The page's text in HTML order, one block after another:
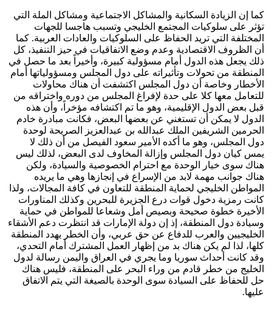
كما إن الزيادة السكانية والمشاكل الاجتماعية ومشاكل الملة التي
تؤثر على سلوكيات المجتمع الخليجي وتسبب هاجسا للجهات
المختلفة التي تريد الحفاظ على السلوكيات والعادات العربية. كما
أن الظروف الاقتصادية وعدم وضع الاتفاقيات في حيز التنفيذ، كل
ذلك يجعل هذه الدول أمام مسؤولية كبيرة، وأخيراً بعد ما حصل في
المنطقة من تحولات وتأثيراته على دول المجلس ومسؤولياتها أمام
الأخطار وخاصة أن دول المجلس اكتشفت أن هناك محاولات
للتعامل معها كلا على حدة لإفراغ المجلس من دوره واختراقه من
قبل بعض الدول الإقليمية، وهو ما تم اكتشافه مؤخراً، وأن هذه
الدول لا يمكن أن تستغني عن بعضها البعض، فكانت مبادرة خادم
الحرمين الشريفين الملك عبدالله بن عبدالعزيز الصريحة لوحدة
دول المجلس، وهو ما أكده الأمير سعود الفيصل من أن ذلك لا
يمس كيان دول المجلس وإزالة المخاوف لدى البعض، لذلك ليس
هناك سوى خيار الوحدة مع احترام الخصوصية والسيادة، ولكن
هناك جوانب مهمة لابد من الإسراع في إنجازها وهي ما يريده
المواطن الخليجي لحماية المنطقة للتعاون في كافة المجالات، ولذا
كانت رمزية دخول قوات درع الجزيرة للبحرين وكذلك المناورات
الأخيرة خطوة صحيحة وبصيص أمل وشعاعا للمواطن في حماية
وسيادة دول المنطقة، إذ إن دولة الإمارات قد انتظرت دعم الأشقاء
الخليجيين والعرب للدفاع عن حق عربي، وأن الخطر يهدد المنطقة
كلها، لذا لم يكن هناك بد من إظهار العمل المشترك أمام التحدي،
وقد كانت أحداث سوريا وما يجري في العراق واليمن رسالة لدول
الخليج من خطر قادم من وراء البحر على المنطقة، فليس هناك
حل للحفاظ على السيادة سوى الوحدة بالصيغة التي يتم الاتفاق
عليها.